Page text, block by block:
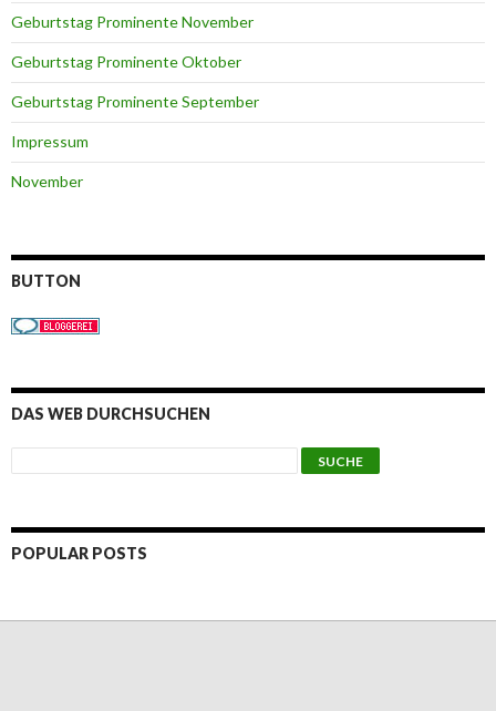
Geburtstag Prominente November
Geburtstag Prominente Oktober
Geburtstag Prominente September
Impressum
November
BUTTON
DAS WEB DURCHSUCHEN
POPULAR POSTS